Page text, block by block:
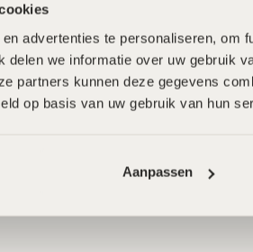
advertenties te personaliseren, om
delen we informatie over uw gebruik
partners kunnen deze gegevens
op basis van uw gebruik van hun
Aanpassen
Wat onze klanten